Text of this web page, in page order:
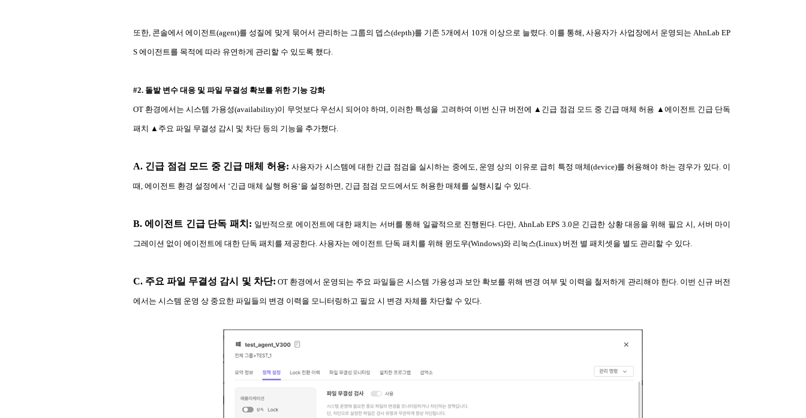
또한, 콘솔에서 에이전트(agent)를 성질에 맞게 묶어서 관리하는 그룹의 뎁스(depth)를 기존 5개에서 10개 이상으로 늘렸다. 이를 통해, 사용자가 사업장에서 운영되는 AhnLab EP
S 에이전트를 목적에 따라 유연하게 관리할 수 있도록 했다.
#2. 돌발 변수 대응 및 파일 무결성 확보를 위한 기능 강화
OT 환경에서는 시스템 가용성(availability)이 무엇보다 우선시 되어야 하며, 이러한 특성을 고려하여 이번 신규 버전에 ▲긴급 점검 모드 중 긴급 매체 허용 ▲에이전트 긴급 단독
패치 ▲주요 파일 무결성 감시 및 차단 등의 기능을 추가했다.
A. 긴급 점검 모드 중 긴급 매체 허용:사용자가 시스템에 대한 긴급 점검을 실시하는 중에도, 운영 상의 이유로 급히 특정 매체(device)를 허용해야 하는 경우가 있다. 이
때, 에이전트 환경 설정에서 ‘긴급 매체 실행 허용‘을 설정하면, 긴급 점검 모드에서도 허용한 매체를 실행시킬 수 있다.
B. 에이전트 긴급 단독 패치: 일반적으로 에이전트에 대한 패치는 서버를 통해 일괄적으로 진행된다. 다만, AhnLab EPS 3.0은 긴급한 상황 대응을 위해 필요 시, 서버 마이
그레이션 없이 에이전트에 대한 단독 패치를 제공한다. 사용자는 에이전트 단독 패치를 위해 윈도우(Windows)와 리눅스(Linux) 버전 별 패치셋을 별도 관리할 수 있다.
C. 주요 파일 무결성 감시 및 차단: OT 환경에서 운영되는 주요 파일들은 시스템 가용성과 보안 확보를 위해 변경 여부 및 이력을 철저하게 관리해야 한다. 이번 신규 버전
에서는 시스템 운영 상 중요한 파일들의 변경 이력을 모니터링하고 필요 시 변경 자체를 차단할 수 있다.